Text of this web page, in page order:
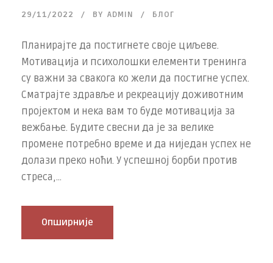
29/11/2022 BY ADMIN БЛОГ
Планирајте да постигнете своје циљеве.
Мотивација и психолошки елементи тренинга
су важни за свакога ко жели да постигне успех.
Сматрајте здравље и рекреацију доживотним
пројектом и нека вам то буде мотивација за
вежбање. Будите свесни да је за велике
промене потребно време и да ниједан успех не
долази преко ноћи. У успешној борби против
стреса,...
Опширније